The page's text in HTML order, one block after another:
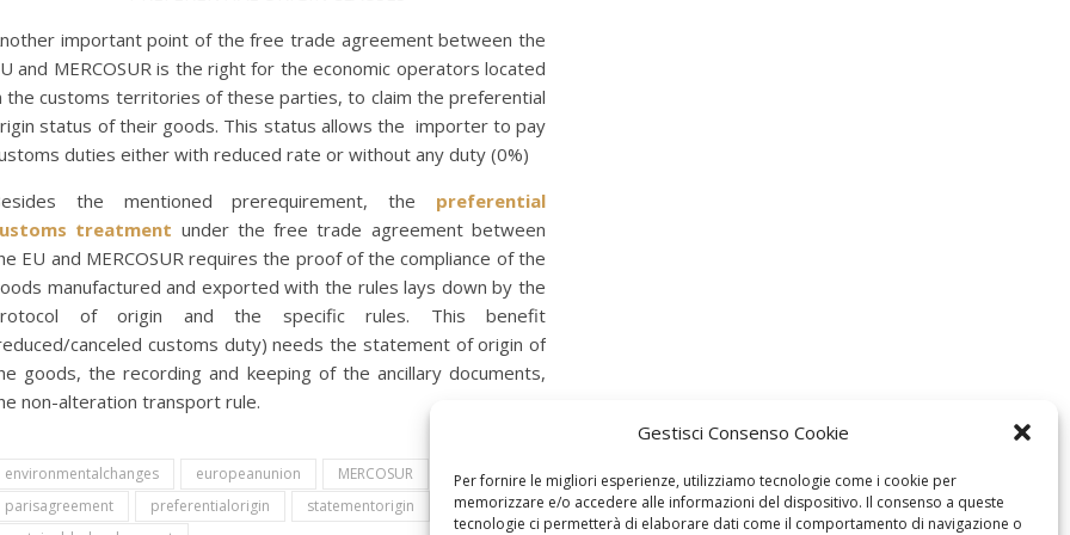
Gestisci Consenso Cookie
Per fornire le migliori esperienze, utilizziamo tecnologie come i cookie per
memorizzare e/o accedere alle informazioni del dispositivo. Il consenso a queste
tecnologie ci permetterà di elaborare dati come il comportamento di navigazione o
important point of the free trade agreement between the
and MERCOSUR is the right for the economic operators located
the customs territories of these parties, to claim the preferential
status of their goods. This status allows the importer to pay
duties either with reduced rate or without any duty (0%)
the mentioned prerequirement, the preferential
treatment under the free trade agreement between
EU and MERCOSUR requires the proof of the compliance of the
manufactured and exported with the rules lays down by the
of origin and the specific rules. This benefit
canceled customs duty) needs the statement of origin of
goods, the recording and keeping of the ancillary documents,
non-alteration transport rule.
environmentalchanges europeanunion
MERCOSUR
parisagreement
preferentialorigin
statementorigin